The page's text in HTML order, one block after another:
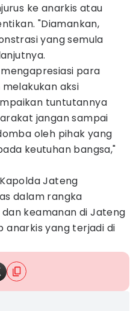
ke anarkis atau
"Diamankan,
yang semula
mengapresiasi para
aksi
tuntutannya
jangan sampai
oleh pihak yang
keutuhan bangsa,"
Jateng
dalam rangka
keamanan di Jateng
anarkis yang terjadi di